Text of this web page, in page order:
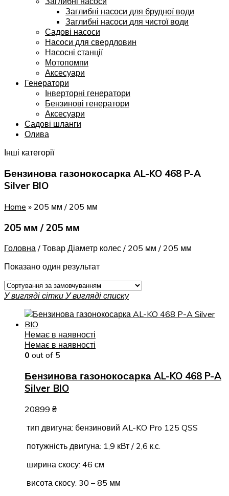
Заглибні насоси для брудної води
Заглибні насоси для чистої води
Садові насоси
Насоси для свердловин
Насосні станції
Мотопомпи
Аксесуари
Генератори
Інверторні генератори
Бензинові генератори
Аксесуари
Садові шланги
Олива
Інші категорії
Бензинова газонокосарка AL-KO 468 P-A
Silver BIO
Home » 205 мм / 205 мм
205 мм / 205 мм
Головна / Товар Діаметр колес / 205 мм / 205 мм
Показано один результат
У вигляді сітки У вигляді списку
Немає в наявності
Немає в наявності
0 out of 5
Бензинова газонокосарка AL-KO 468 P-A
Silver BIO
20899 ₴
тип двигуна: бензиновий AL-KO Pro 125 QSS
потужність двигуна: 1,9 кВт / 2,6 к.с.
ширина скосу: 46 см
висота скосу: 30 – 85 мм